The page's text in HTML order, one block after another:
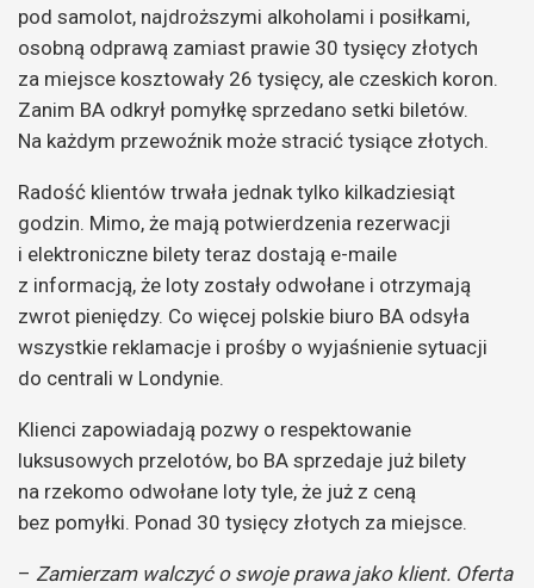
pod samolot, najdroższymi alkoholami i posiłkami,
osobną odprawą zamiast prawie 30 tysięcy złotych
za miejsce kosztowały 26 tysięcy, ale czeskich koron.
Zanim BA odkrył pomyłkę sprzedano setki biletów.
Na każdym przewoźnik może stracić tysiące złotych.
Radość klientów trwała jednak tylko kilkadziesiąt
godzin. Mimo, że mają potwierdzenia rezerwacji
i elektroniczne bilety teraz dostają e-maile
z informacją, że loty zostały odwołane i otrzymają
zwrot pieniędzy. Co więcej polskie biuro BA odsyła
wszystkie reklamacje i prośby o wyjaśnienie sytuacji
do centrali w Londynie.
Klienci zapowiadają pozwy o respektowanie
luksusowych przelotów, bo BA sprzedaje już bilety
na rzekomo odwołane loty tyle, że już z ceną
bez pomyłki. Ponad 30 tysięcy złotych za miejsce.
– Zamierzam walczyć o swoje prawa jako klient. Oferta